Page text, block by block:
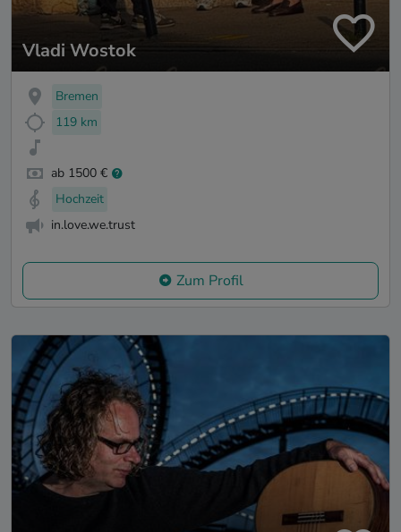
Vladi Wostok
Bremen
119 km
ab 1500 €
Hochzeit
in.love.we.trust
Zum Profil